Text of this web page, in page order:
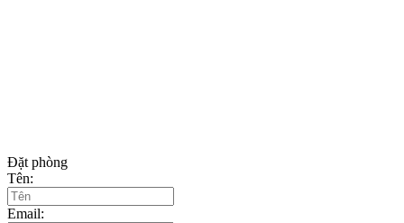
Đặt phòng
Tên:
Email: